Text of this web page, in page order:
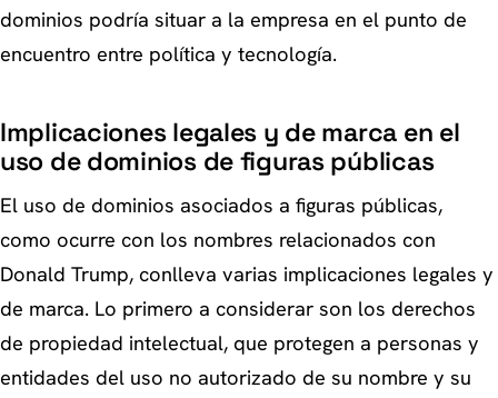
dominios podría situar a la empresa en el punto de
encuentro entre política y tecnología.
Implicaciones legales y de marca en el
uso de dominios de figuras públicas
El uso de dominios asociados a figuras públicas,
como ocurre con los nombres relacionados con
Donald Trump, conlleva varias implicaciones legales y
de marca. Lo primero a considerar son los derechos
de propiedad intelectual, que protegen a personas y
entidades del uso no autorizado de su nombre y su